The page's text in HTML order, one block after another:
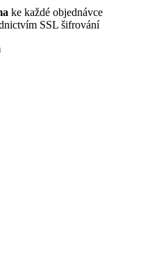
ke každé objednávce
SSL šifrování